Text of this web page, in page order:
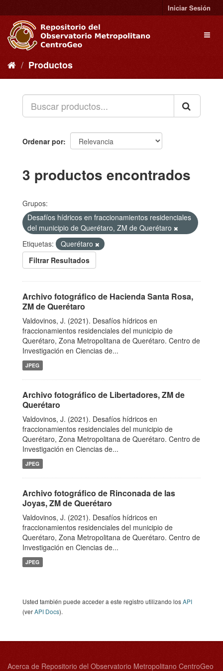
al
contenido
Iniciar Sesión
Productos
Ordenar por
3 productos encontrados
Grupos:
Desafíos hídricos en fraccionamientos residenciales
del municipio de Querétaro, ZM de Querétaro
Etiquetas:
Querétaro
Filtrar Resultados
Archivo fotográfico de Hacienda Santa Rosa,
ZM de Querétaro
Valdovinos, J. (2021). Desafíos hídricos en
fraccionamientos residenciales del municipio de
Querétaro, Zona Metropolitana de Querétaro. Centro de
Investigación en Ciencias de...
JPEG
Archivo fotográfico de Libertadores, ZM de
Querétaro
Valdovinos, J. (2021). Desafíos hídricos en
fraccionamientos residenciales del municipio de
Querétaro, Zona Metropolitana de Querétaro. Centro de
Investigación en Ciencias de...
JPEG
Archivo fotográfico de Rinconada de las
Joyas, ZM de Querétaro
Valdovinos, J. (2021). Desafíos hídricos en
fraccionamientos residenciales del municipio de
Querétaro, Zona Metropolitana de Querétaro. Centro de
Investigación en Ciencias de...
JPEG
Usted también puede acceder a este registro utilizando losAPI
(verAPI Docs).
Acerca de Repositorio del Observatorio Metropolitano CentroGeo